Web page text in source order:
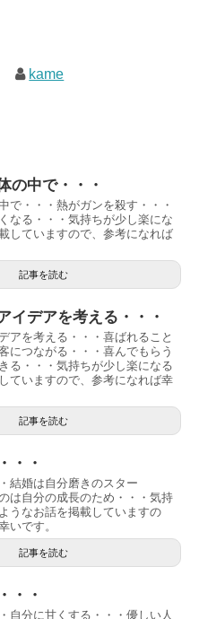
kame
の中で・・・
で・・・熱がガンを殺す・・・
なる・・・気持ちが少し楽にな
していますので、参考になれば
記事を読む
イデアを考える・・・
アを考える・・・喜ばれること
につながる・・・喜んでもらう
る・・・気持ちが少し楽になる
ていますので、参考になれば幸
記事を読む
・・
結婚は自分磨きのスター
は自分の成長のため・・・気持
うなお話を掲載していますの
いです。
記事を読む
・・
自分に甘くする・・・優しい人